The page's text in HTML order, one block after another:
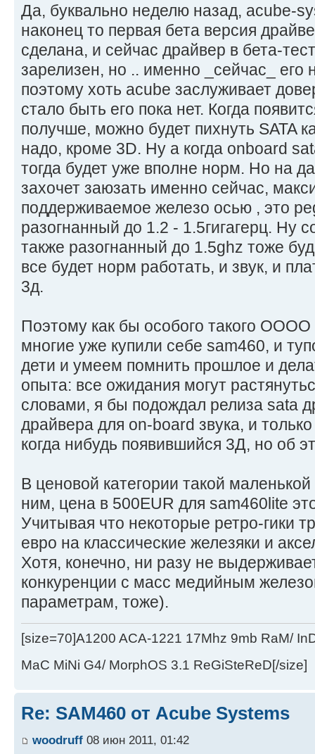
Да, буквально неделю назад, acube-
наконец то первая бета версия
сделана, и сейчас драйвер в бета-
зарелизен, но .. именно _сейчас_ его
поэтому хоть acube заслуживает
стало быть его пока нет. Когда
получше, можно будет пихнуть SATA
надо, кроме 3D. Ну а когда onboard
тогда будет уже вполне норм. Но на
захочет заюзать именно сейчас,
поддерживаемое железо осью , это
разогнанный до 1.2 - 1.5гигагерц. Ну
также разогнанный до 1.5ghz тоже
все будет норм работать, и звук, и
3д.
Поэтому как бы особого такого
многие уже купили себе sam460, и
дети и умеем помнить прошлое и
опыта: все ожидания могут
словами, я бы подождал релиза sata
драйвера для on-board звука, и
когда нибудь появившийся 3Д, но об
В ценовой категории такой
ним, цена в 500EUR для sam460lite
Учитывая что некоторые ретро-гики
евро на классические железяки и
Хотя, конечно, ни разу не
конкуренции с масс медийным
параметрам, тоже).
[size=70]A1200 ACA-1221 17Mhz 9mb RaM/
MaC MiNi G4/ MorphOS 3.1 ReGiSteReD[/size]
Re: SAM460 от Acube Systems
woodruff 08 июн 2011, 01:42